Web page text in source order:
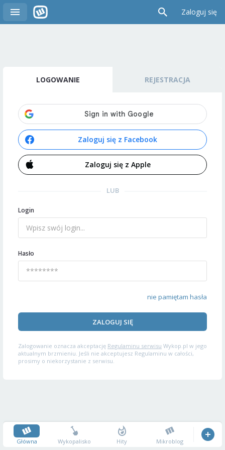
Zaloguj się
LOGOWANIE REJESTRACJA
Zaloguj się z Facebook
Zaloguj się z Apple
LUB
Login
Hasło
nie pamiętam hasła
ZALOGUJ SIĘ
Zalogowanie oznacza akceptację Regulaminu serwisu Wykop.pl w jego
aktualnym brzmieniu. Jeśli nie akceptujesz Regulaminu w całości,
prosimy o niekorzystanie z serwisu.
Główna Wykopalisko Hity Mikroblog